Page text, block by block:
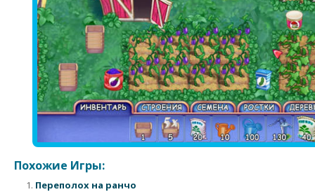
Похожие Игры:
Переполох на ранчо